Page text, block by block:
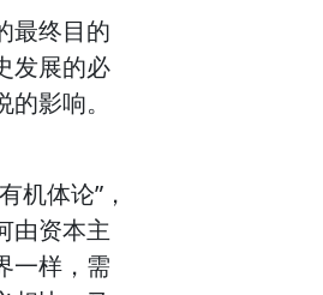
最终目的
发展的必
影响。
机体论”，
由资本主
一样，需